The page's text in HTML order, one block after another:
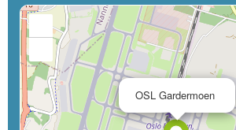
OSL Gardermoen